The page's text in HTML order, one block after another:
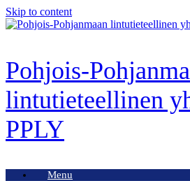
Skip to content
Pohjois-
lintutieteellinen
PPLY
Menu